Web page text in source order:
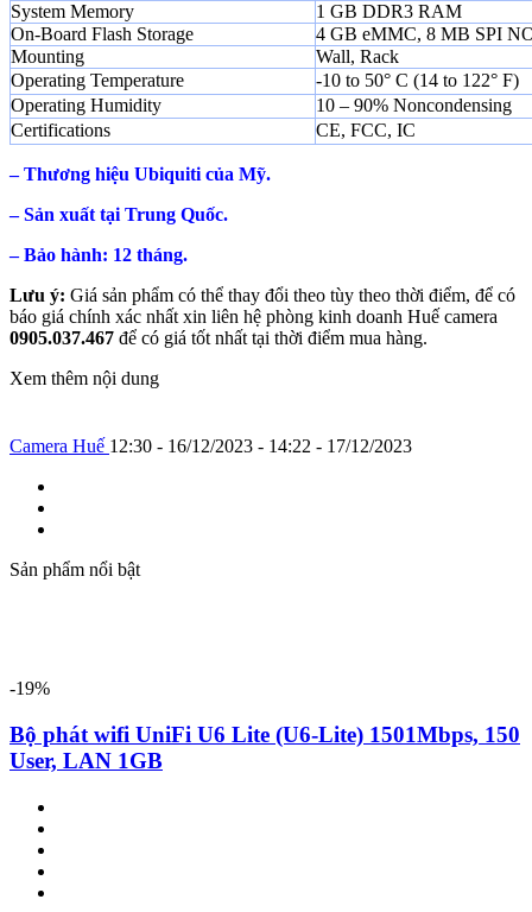
System Memory
1 GB DDR3 RAM
On-Board Flash Storage
4 GB eMMC, 8 MB SPI
Mounting
Wall, Rack
Operating Temperature
-10 to 50° C (14 to 122° F)
Operating Humidity
10 – 90% Noncondensing
Certifications
CE, FCC, IC
– Thương hiệu Ubiquiti của Mỹ.
– Sản xuất tại Trung Quốc.
– Bảo hành: 12 tháng.
Lưu ý: Giá sản phẩm có thể thay đổi theo tùy theo thời điểm, để có
báo giá chính xác nhất xin liên hệ phòng kinh doanh Huế camera
0905.037.467 để có giá tốt nhất tại thời điểm mua hàng.
Xem thêm nội dung
Camera Huế 12:30 - 16/12/2023 - 14:22 - 17/12/2023
Sản phẩm nổi bật
-19%
Bộ phát wifi UniFi U6 Lite (U6-Lite) 1501Mbps, 150
User, LAN 1GB